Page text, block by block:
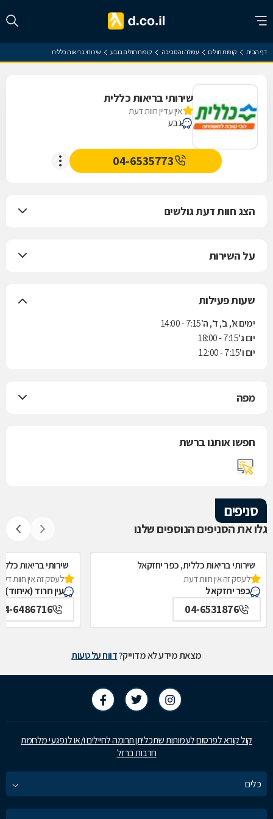
דף הבית קופות חולים עפולה והסביבה קופות חולים בגבע שירותי בריאות כללית
שירותי בריאות כללית
אין עדיין חוות דעת
גבע
04-6535773
הצג חוות דעת גולשים
על השירות
שעות פעילות
ימים א', ב', ד', ה'7:15 - 14:00
יום ג'7:15 - 18:00
יום ו'7:15 - 12:00
מפה
חפשו אותנו ברשת
סניפים
גלו את הסניפים הנוספים שלנו
שירותי בריאות כללית, כפר יחזקאל
לעסק זה אין חוות דעת
כפר יחזקאל
04-6531876
שירותי בריאות
לעסק זה אין חוות
עין חרוד (איחוד)
6486716
מצאת מידע לא מדוייק?דווח על טעות
קול קורא לפרסום לעמותות שתכליתן תרומה לחיילים ו/או לנפגעי מלחמת
חרבות ברזל
כלים